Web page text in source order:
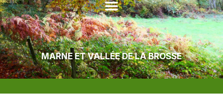
MARNE ET VALLÉE DE LA BROSSE